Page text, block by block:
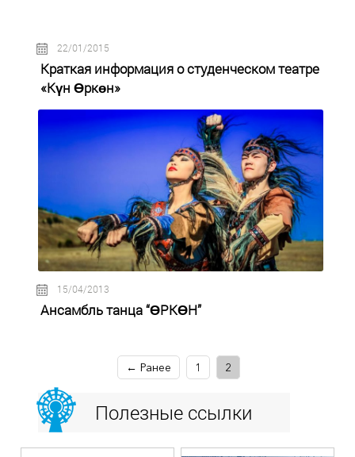
22/01/2015
Краткая информация о студенческом театре
«Күн Өркөн»
15/04/2013
Ансамбль танца “ӨРКӨН”
← Ранее 1 2
Полезные ссылки